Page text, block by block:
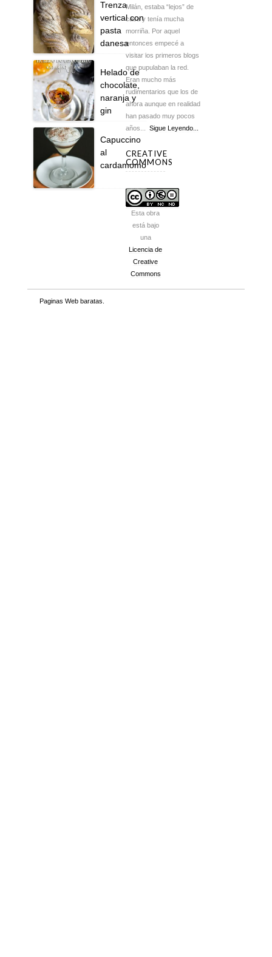
Trenza
vertical con
pasta
danesa
Helado de
chocolate,
naranja y
gin
Capuccino
al
cardamomo
Milán, estaba “lejos” de
casa y tenía mucha
morriña. Por aquel
entonces empecé a
visitar los primeros blogs
que pupulaban la red.
Eran mucho más
rudimentarios que los de
ahora aunque en realidad
han pasado muy pocos
años...Sigue Leyendo...
CREATIVE
COMMONS
Esta obra
está bajo
una
Licencia de
Creative
Commons
Paginas Web baratas.